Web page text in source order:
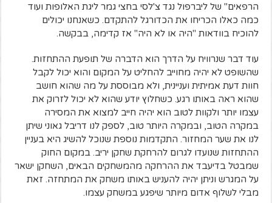
הרפאים" של ליברפול נגד צ'לסי בחצי גמר ליגת האלופות ועוד
כמה כאלו הכריחו את הכדורגל להתקדם. כשאנחנו יכולים
להוכיח בוודאות "היה או לא היה" אז קדימה, בבקשה.
עוד דבר שנרוויח על הדרך הוא הדברה של תופעת ההתחזות.
שהשופט לא יהיה מחוייב להחליט על המקום והוא יכול לקבל
חוות דעת אמיתית ועניינית, ולא מבוססת על מה שהוא חושב
שהוא ראה באותו רגע. כשחלוץ יודע שהוא לא יכול לזרוק את
עצמו יותר ולקוות לטוב הוא יהיה חייב למצוא את המסירה
במקרה הטוב, ובמקרה היותר טוב, לספק לנו דריבל גאוני שיתן
לנו את שער המחזור. התקדמות נוספת שנוכל להשיג היא בעניין
ההתחזות שנועדו לגרום להרחקת שחקן יריב. במקום החוק
שמבטל בדיעבד את ההרחקה מהמשחקים הבאים, השחקן ישאר
על המגרש וניתן יהיה להעניש באותו משחק את המתחזה. זאת
מבלי לשלוף אדום מיותר שיפגע במשחק עצמו.